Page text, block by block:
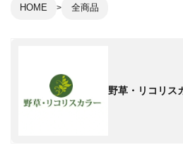
HOME 全商品
野草・リコリス